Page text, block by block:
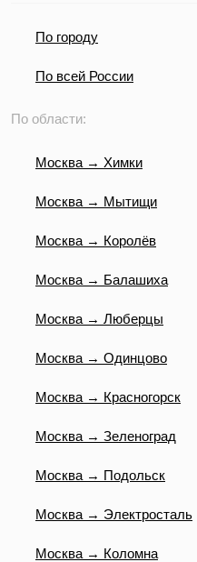
По городу
По всей России
По области:
Москва → Химки
Москва → Мытищи
Москва → Королёв
Москва → Балашиха
Москва → Люберцы
Москва → Одинцово
Москва → Красногорск
Москва → Зеленоград
Москва → Подольск
Москва → Электросталь
Москва → Коломна